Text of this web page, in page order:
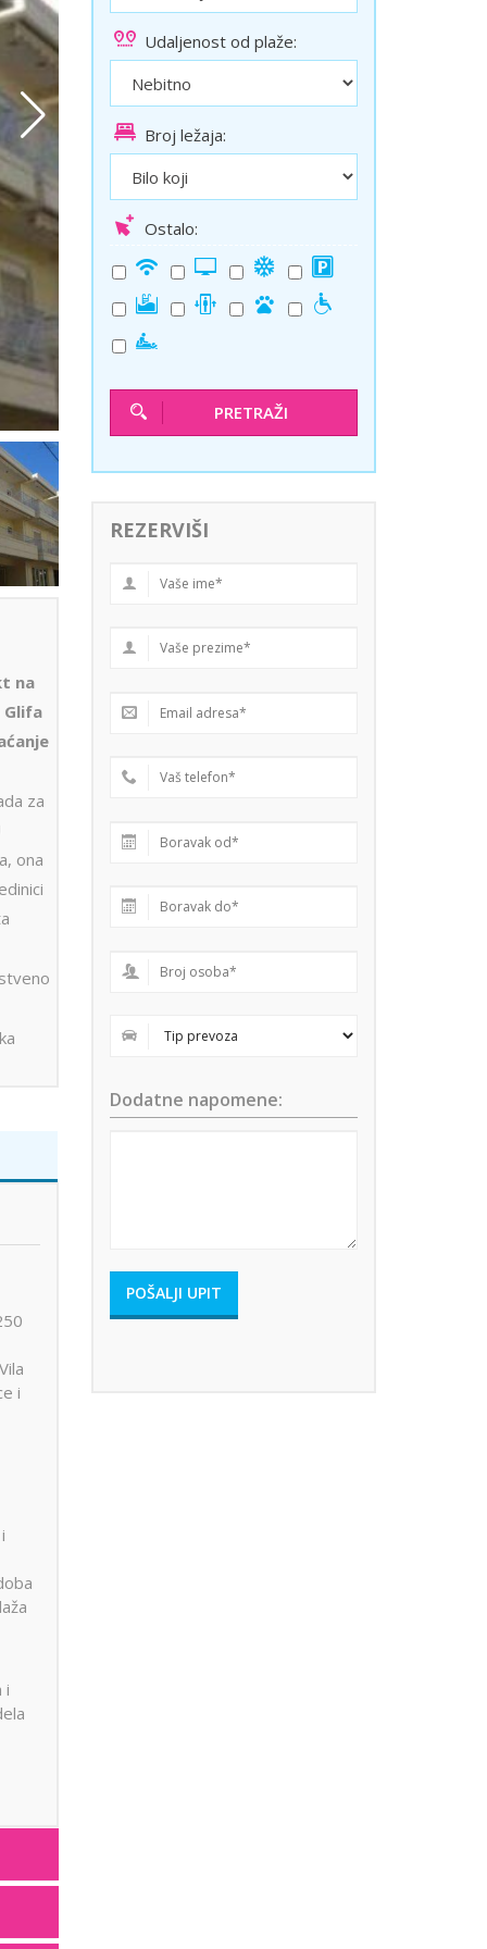
Solun polazak iz Niša
Temišvar polazak iz Niša
na
Glifa
za
ona
i
i
Udaljenost od plaže:
Broj ležaja:
Ostalo:
PRETRAŽI
REZERVIŠI
Dodatne napomene: